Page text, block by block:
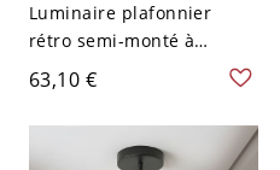
Luminaire plafonnier
rétro semi-monté à
ampoule unique avec
verre clair nervuré
63,10 €